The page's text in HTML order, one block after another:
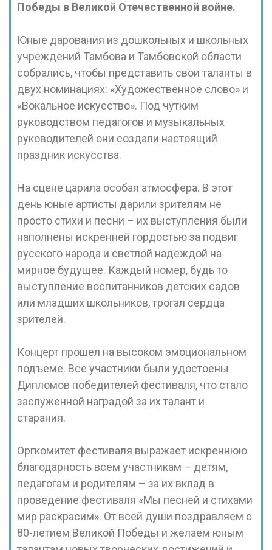
Победы в Великой Отечественной войне.
Юные дарования из дошкольных и школьных
учреждений Тамбова и Тамбовской области
собрались, чтобы представить свои таланты в
двух номинациях: «Художественное слово» и
«Вокальное искусство». Под чутким
руководством педагогов и музыкальных
руководителей они создали настоящий
праздник искусства.
На сцене царила особая атмосфера. В этот
день юные артисты дарили зрителям не
просто стихи и песни – их выступления были
наполнены искренней гордостью за подвиг
русского народа и светлой надеждой на
мирное будущее. Каждый номер, будь то
выступление воспитанников детских садов
или младших школьников, трогал сердца
зрителей.
Концерт прошел на высоком эмоциональном
подъеме. Все участники были удостоены
Дипломов победителей фестиваля, что стало
заслуженной наградой за их талант и
старания.
Оргкомитет фестиваля выражает искреннюю
благодарность всем участникам – детям,
педагогам и родителям – за их вклад в
проведение фестиваля «Мы песней и стихами
мир раскрасим». От всей души поздравляем с
80-летием Великой Победы и желаем юным